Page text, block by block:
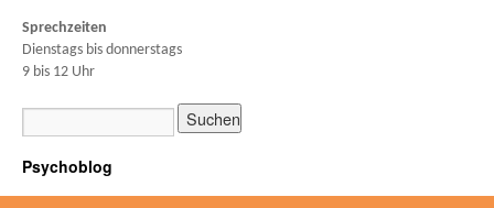
Sprechzeiten
Dienstags bis donnerstags
9 bis 12 Uhr
Psychoblog